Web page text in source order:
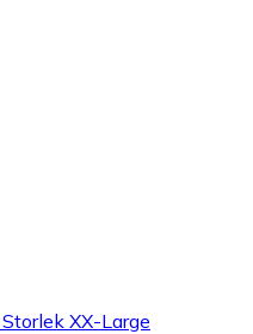
XX-Large